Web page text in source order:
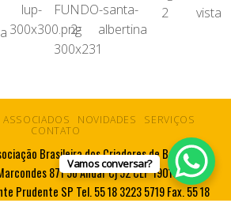
ASSOCIADOS NOVIDADES
SERVIÇOS
CONTATO
Brasileira dos Criadores de Bonsmara
871 5o Andar Cj 52 CEP 19010-080
Prudente SP Tel. 55 18 3223 5719 Fax. 55 18
Vamos conversar?